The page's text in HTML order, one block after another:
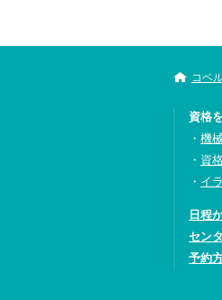
コベ
資格
機
資
イ
日程
セン
予約